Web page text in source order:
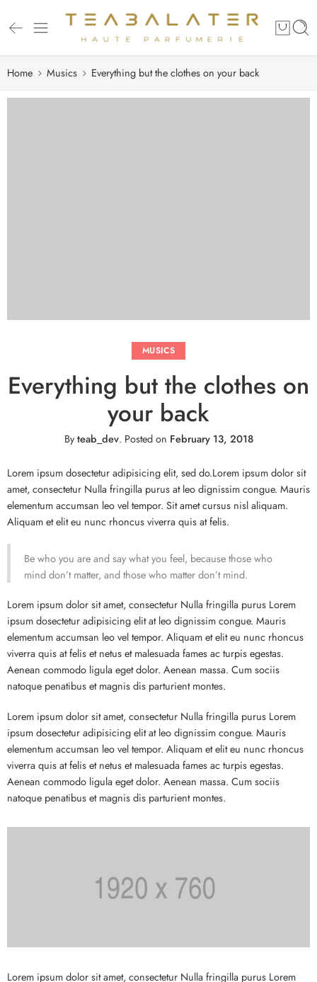
Home Musics Everything but the clothes on your back
MUSICS
Everything but the clothes on
your back
Byteab_dev. Posted on February 13, 2018
Lorem ipsum dosectetur adipisicing elit, sed do.Lorem ipsum dolor sit
amet, consectetur Nulla fringilla purus at leo dignissim congue. Mauris
elementum accumsan leo vel tempor. Sit amet cursus nisl aliquam.
Aliquam et elit eu nunc rhoncus viverra quis at felis.
Be who you are and say what you feel, because those who
mind don’t matter, and those who matter don’t mind.
Lorem ipsum dolor sit amet, consectetur Nulla fringilla purus Lorem
ipsum dosectetur adipisicing elit at leo dignissim congue. Mauris
elementum accumsan leo vel tempor. Aliquam et elit eu nunc rhoncus
viverra quis at felis et netus et malesuada fames ac turpis egestas.
Aenean commodo ligula eget dolor. Aenean massa. Cum sociis
natoque penatibus et magnis dis parturient montes.
Lorem ipsum dolor sit amet, consectetur Nulla fringilla purus Lorem
ipsum dosectetur adipisicing elit at leo dignissim congue. Mauris
elementum accumsan leo vel tempor. Aliquam et elit eu nunc rhoncus
viverra quis at felis et netus et malesuada fames ac turpis egestas.
Aenean commodo ligula eget dolor. Aenean massa. Cum sociis
natoque penatibus et magnis dis parturient montes.
Lorem ipsum dolor sit amet, consectetur Nulla fringilla purus Lorem